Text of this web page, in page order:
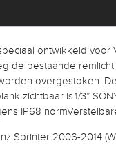
ontwikkeld
de bestaande
overgestoken.
zichtbaar is.1/3”
IP68
Sprinter 2006-2014